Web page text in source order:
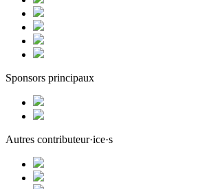
Sponsors principaux
Autres contributeur·ice·s